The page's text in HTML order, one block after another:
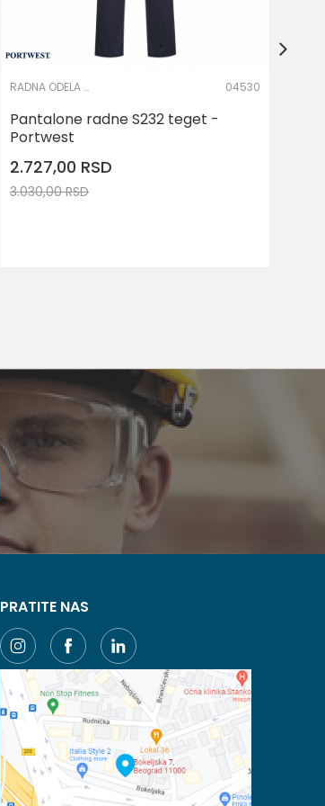
RADNA ODELA I PANTALONE 04530
Pantalone radne S232 teget -
Portwest
2.727,00 RSD
3.030,00RSD
PRATITE NAS